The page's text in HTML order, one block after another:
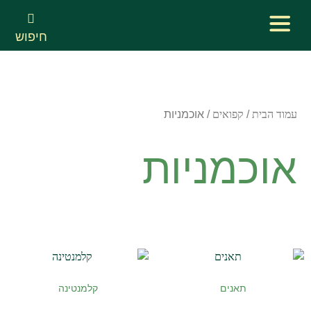
חיפוש
עמוד הבית / קפואים / אוכמניות
אוכמניות
תאנים קלמנטינה